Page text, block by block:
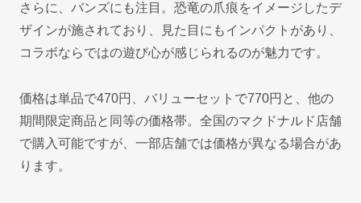
さらに、バンズにも注目。恐竜の爪痕をイメージしたデ
ザインが施されており、見た目にもインパクトがあり、
コラボならではの遊び心が感じられるのが魅力です。
価格は単品で470円、バリューセットで770円と、他の
期間限定商品と同等の価格帯。全国のマクドナルド店舗
で購入可能ですが、一部店舗では価格が異なる場合があ
ります。